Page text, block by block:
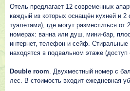
Отель предлагает 12 современных
каждый из которых оснащён кухней и 2
туалетами), где могут разместиться от
номерах: ванна или душ, мини-бар,
интернет, телефон и сейф.
находятся в подвальном этаже (доступ
Double room. Двухместный номер с
лес. В стоимость входит ежедневная